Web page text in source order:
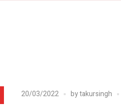
20/03/2022 bytakursingh